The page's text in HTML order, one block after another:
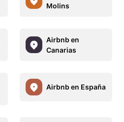
Molins
Airbnb en
Canarias
Airbnb en España